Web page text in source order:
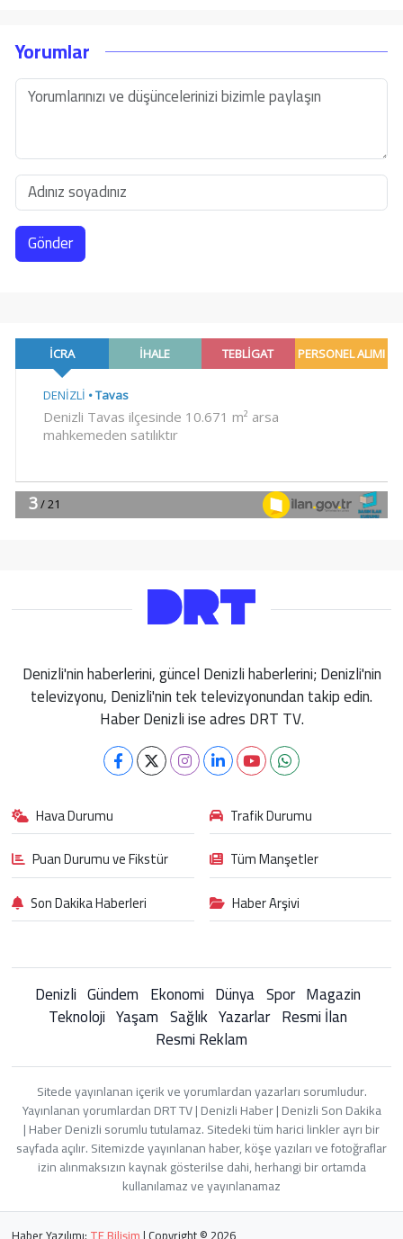
Yorumlar
Gönder
Denizli'nin haberlerini, güncel Denizli haberlerini; Denizli'nin
televizyonu, Denizli'nin tek televizyonundan takip edin.
Haber Denizli ise adres DRT TV.
Hava Durumu
Trafik Durumu
Puan Durumu ve Fikstür
Tüm Manşetler
Son Dakika Haberleri
Haber Arşivi
Denizli Gündem Ekonomi Dünya Spor Magazin
Teknoloji Yaşam Sağlık Yazarlar Resmi İlan
Resmi Reklam
Sitede yayınlanan içerik ve yorumlardan yazarları sorumludur.
Yayınlanan yorumlardan DRT TV | Denizli Haber | Denizli Son Dakika
| Haber Denizli sorumlu tutulamaz. Sitedeki tüm harici linkler ayrı bir
sayfada açılır. Sitemizde yayınlanan haber, köşe yazıları ve fotoğraflar
izin alınmaksızın kaynak gösterilse dahi, herhangi bir ortamda
kullanılamaz ve yayınlanamaz